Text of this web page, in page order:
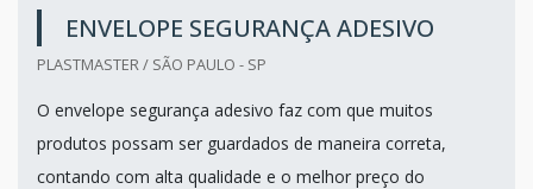
ENVELOPE SEGURANÇA ADESIVO
PLASTMASTER / SÃO PAULO - SP
O envelope segurança adesivo faz com que muitos
produtos possam ser guardados de maneira correta,
contando com alta qualidade e o melhor preço do